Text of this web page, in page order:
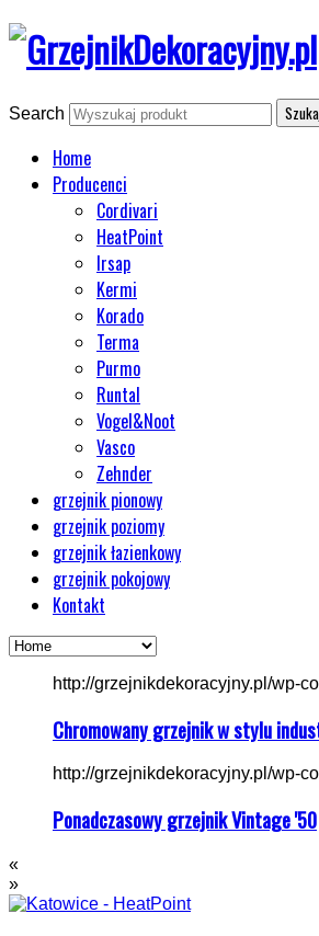
Search
Home
Producenci
Cordivari
HeatPoint
Irsap
Kermi
Korado
Terma
Purmo
Runtal
Vogel&Noot
Vasco
Zehnder
grzejnik pionowy
grzejnik poziomy
grzejnik łazienkowy
grzejnik pokojowy
Kontakt
http://grzejnikdekoracyjny.pl/wp-
Chromowany grzejnik w stylu
http://grzejnikdekoracyjny.pl/wp-
Ponadczasowy grzejnik Vintage '50
«
»